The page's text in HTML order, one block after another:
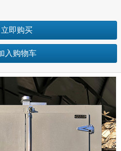
立即购买
入购物车